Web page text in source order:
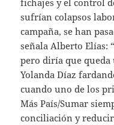
sufrían colapsos
campaña, se han
señala Alberto Elías:
pero diría que queda
Yolanda Díaz
cuando uno de los
Más País/Sumar
conciliación y